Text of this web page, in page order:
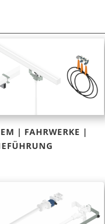
| FAHRWERKE |